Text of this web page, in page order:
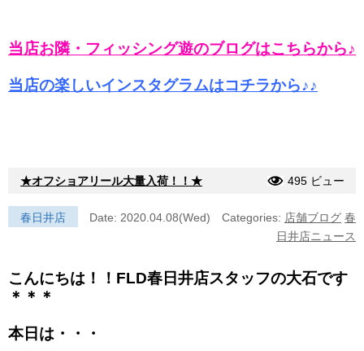
当店お隣・フィッシング遊のブログはこちらから♪
当店の楽しいインスタグラムはコチラから♪♪
★オフショアリール大量入荷！！★ 495 ビュー
春日井店 Date: 2020.04.08(Wed) Categories: 店舗ブログ 春
日井店ニュース
こんにちは！！FLD春日井店スタッフの大石です
＊＊＊
本日は・・・